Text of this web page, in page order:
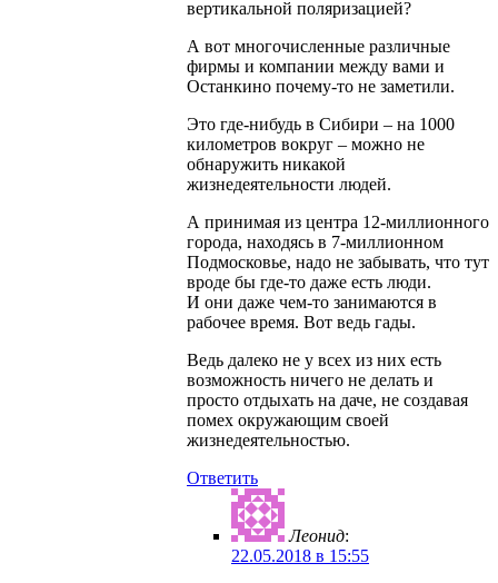
вертикальной поляризацией?
А вот многочисленные различные
фирмы и компании между вами и
Останкино почему-то не заметили.
Это где-нибудь в Сибири – на 1000
километров вокруг – можно не
обнаружить никакой
жизнедеятельности людей.
А принимая из центра 12-миллионного
города, находясь в 7-миллионном
Подмосковье, надо не забывать, что тут
вроде бы где-то даже есть люди.
И они даже чем-то занимаются в
рабочее время. Вот ведь гады.
Ведь далеко не у всех из них есть
возможность ничего не делать и
просто отдыхать на даче, не создавая
помех окружающим своей
жизнедеятельностью.
Ответить
Леонид:
22.05.2018 в 15:55